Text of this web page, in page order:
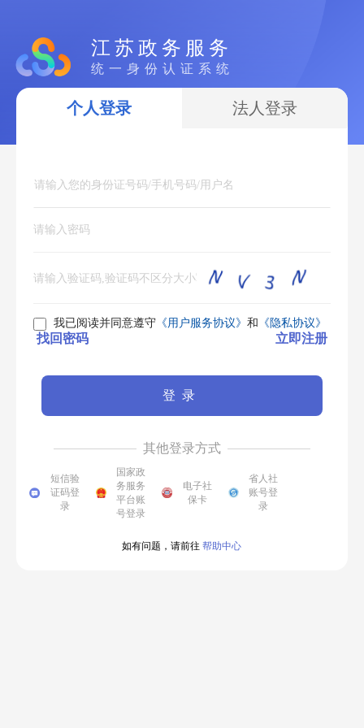
江苏政务服务
统一身份认证系统
个人登录 法人登录
我已阅读并同意遵守《用户服务协议》 和 《隐私协议》
找回密码 立即注册
登录
其他登录方式
短信验
证码登
录
国家政
务服务
平台账
号登录
电子社
保卡
省人社
账号登
录
如有问题，请前往 帮助中心